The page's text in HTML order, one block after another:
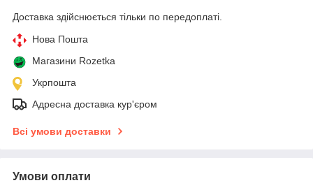
Доставка здійснюється тільки по передоплаті.
Нова Пошта
Магазини Rozetka
Укрпошта
Адресна доставка кур'єром
Всі умови доставки
Умови оплати